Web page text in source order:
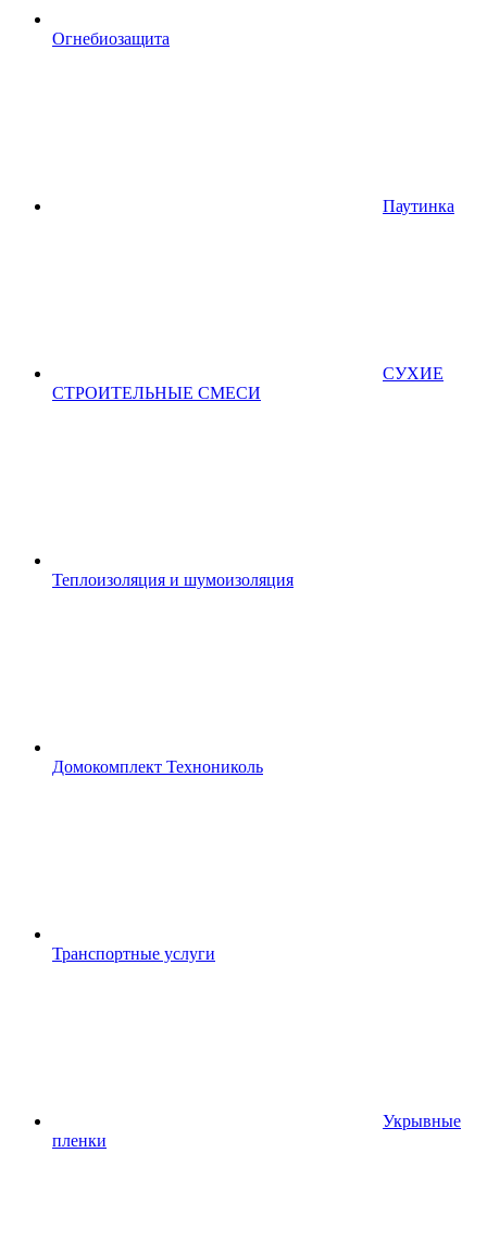
Огнебиозащита
Паутинка
СУХИЕ
СТРОИТЕЛЬНЫЕ СМЕСИ
Теплоизоляция и шумоизоляция
Домокомплект Технониколь
Транспортные услуги
Укрывные
пленки